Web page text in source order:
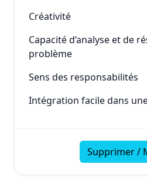
Créativité
Capacité d’analyse et de
problème
Sens des responsabilités
Intégration facile dans
Supprimer /